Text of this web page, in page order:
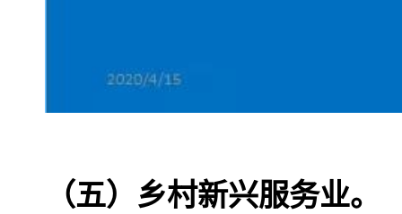
（五）乡村新兴服务业。